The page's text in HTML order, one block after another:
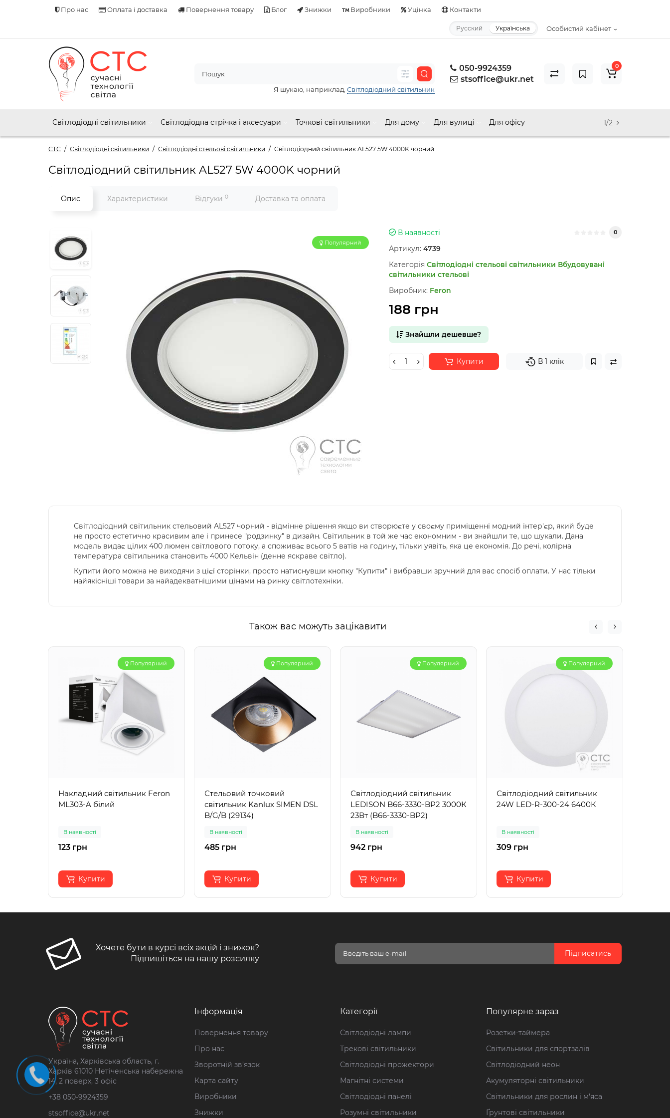
Про нас Оплата і доставка Повернення товару Блог Знижки Виробники Уцінка Контакти
Особистий кабінет
Русский Українська
050-9924359
stsoffice@ukr.net
Я шукаю, наприклад, Світлодіодний світильник
0
Світлодіодні світильники Світлодіодна стрічка і аксесуари Точкові світильники Для дому Для вулиці Для офісу 1/2
СТС Світлодіодні світильники Світлодіодні стельові світильники Світлодіодний світильник AL527 5W 4000K чорний
Світлодіодний світильник AL527 5W 4000K чорний
Опис Характеристики Відгуки 0 Доставка та оплата
Популярний
В наявності 0
Артикул: 4739
Категорія Світлодіодні стельові світильники Вбудовувані
світильники стельові
Виробник: Feron
188 грн
Знайшли дешевше?
Купити В 1 клік
Світлодіодний світильник стельовий AL527 чорний - відмінне рішення якщо ви створюєте у своєму приміщенні модний інтер'єр, який буде
не просто естетично красивим але і принесе "родзинку" в дизайн. Світильник в той же час економним - ви знайшли те, що шукали. Дана
модель видає цілих 400 люмен світлового потоку, а споживає всього 5 ватів на годину, тільки уявіть, яка це економія. До речі, колірна
температура світильника становить 4000 Кельвін (денне яскраве світло).
Купити його можна не виходячи з цієї сторінки, просто натиснувши кнопку "Купити" і вибравши зручний для вас спосіб оплати. У нас тільки
найякісніші товари за найадекватнішими цінами на ринку світлотехніки.
Також вас можуть зацікавити
Популярний
Накладний світильник Feron
ML303-A білий
В наявності
123 грн
Купити
Популярний
Стельовий точковий
світильник Kanlux SIMEN DSL
B/G/B (29134)
В наявності
485 грн
Купити
Популярний
Світлодіодний світильник
LEDISON B66-3330-BP2 3000К
23Вт (B66-3330-BP2)
В наявності
942 грн
Купити
Популярний
Світлодіодний світильник
24W LED-R-300-24 6400К
В наявності
309 грн
Купити
Хочете бути в курсі всіх акцій і знижок?
Підпишіться на нашу розсилку
Підписатись
Україна, Харківська область, г.
Харків 61010 Нетіченська набережна
14, 2 поверх, 3 офіс
+38 050-9924359
stsoffice@ukr.net
Інформація
Повернення товару
Про нас
Зворотній зв’язок
Карта сайту
Виробники
Знижки
Категорії
Світлодіодні лампи
Трекові світильники
Світлодіодні прожектори
Магнітні системи
Світлодіодні панелі
Розумні світильники
Популярне зараз
Розетки-таймера
Світильники для спортзалів
Світлодіодний неон
Акумуляторні світильники
Світильники для рослин і м'яса
Ґрунтові світильники